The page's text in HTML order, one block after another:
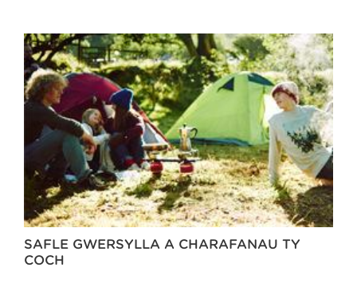
SAFLE GWERSYLLA A CHARAFANAU TŶ
COCH